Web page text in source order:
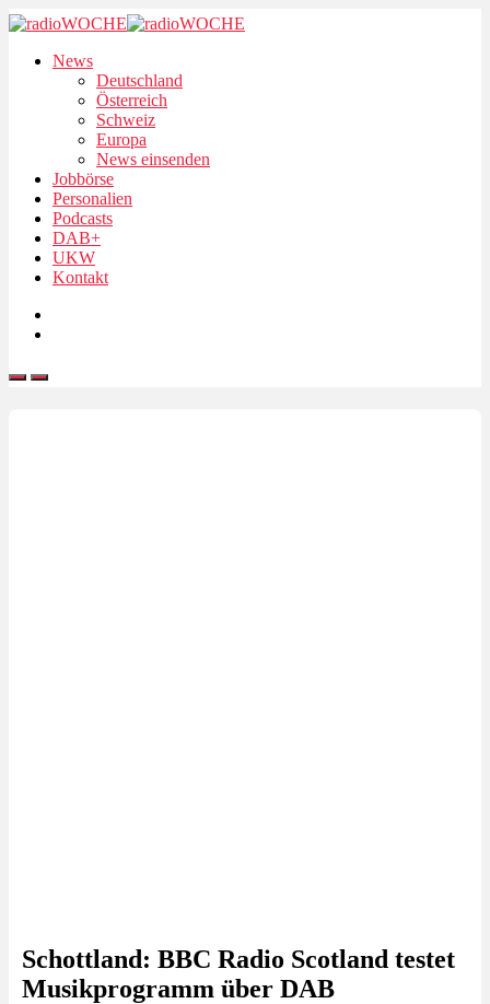
News
Deutschland
Österreich
Schweiz
Europa
News einsenden
Jobbörse
Personalien
Podcasts
DAB+
UKW
Kontakt
Schottland: BBC Radio Scotland testet
Musikprogramm über DAB